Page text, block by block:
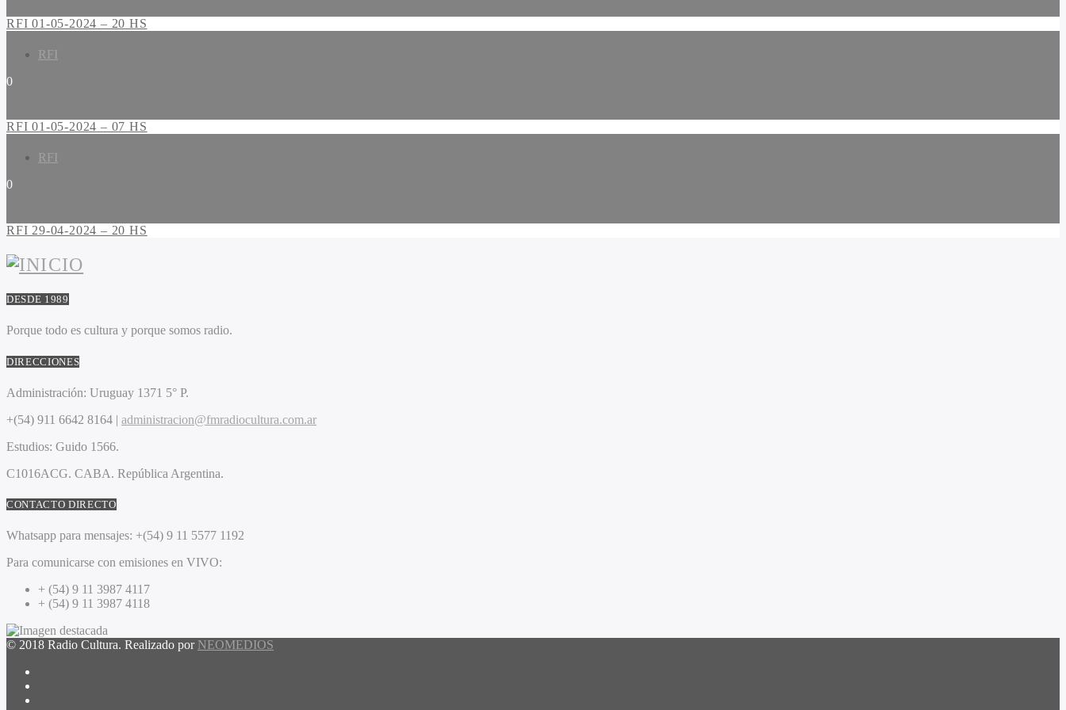
RFI 01-05-2024 – 20 HS
RFI
0
RFI 01-05-2024 – 07 HS
RFI
0
RFI 29-04-2024 – 20 HS
DESDE 1989
Porque todo es cultura y porque somos radio.
DIRECCIONES
Administración: Uruguay 1371 5° P.
+(54) 911 6642 8164 | administracion@fmradiocultura.com.ar
Estudios: Guido 1566.
C1016ACG. CABA. República Argentina.
CONTACTO DIRECTO
Whatsapp para mensajes: +(54) 9 11 5577 1192
Para comunicarse con emisiones en VIVO:
+ (54) 9 11 3987 4117
+ (54) 9 11 3987 4118
© 2018 Radio Cultura. Realizado por NEOMEDIOS